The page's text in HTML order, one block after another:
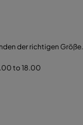
der richtigen Größe.
to 18.00